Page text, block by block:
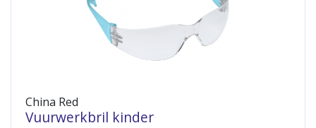
China Red
Vuurwerkbril kinder